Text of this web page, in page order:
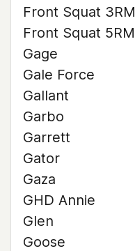
Front Squat 3RM
Front Squat 5RM
Gage
Gale Force
Gallant
Garbo
Garrett
Gator
Gaza
GHD Annie
Glen
Goose